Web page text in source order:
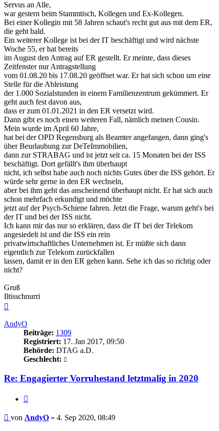
Servus an Alle,
war gestern beim Stammtisch, Kollegen und Ex-Kollegen.
Bei einer Kollegin mit 58 Jahren schaut's recht gut aus mit dem ER,
die geht bald.
Ein weiterer Kollege ist bei der IT beschäftigt und wird nächste
Woche 55, er hat bereits
im August den Antrag auf ER gestellt. Er meinte, dass dieses
Zeitfenster nur Antragstellung
vom 01.08.20 bis 17.08.20 geöffnet war. Er hat sich schon um eine
Stelle für die Ableistung
der 1.000 Sozialstunden in einem Familienzentrum gekümmert. Er
geht auch fest davon aus,
dass er zum 01.01.2021 in den ER versetzt wird.
Dann gibt es noch einen weiteren Fall, nämlich meinen Cousin.
Mein wurde im April 60 Jahre,
hat bei der OPD Regensburg als Beamter angefangen, dann ging's
über Beurlaubung zur DeTeImmobilien,
dann zur STRABAG und ist jetzt seit ca. 15 Monaten bei der ISS
beschäftigt. Dort gefällt's ihm überhaupt
nicht, ich selbst habe auch noch nichts Gutes über die ISS gehört. Er
würde sehr gerne in den ER wechseln,
aber bei ihm geht das anscheinend überhaupt nicht. Er hat sich auch
schon mehrfach erkundigt und möchte
jetzt auf der Psych-Schiene fahren. Jetzt die Frage, warum geht's bei
der IT und bei der ISS nicht.
Ich kann mir das nur so erklären, dass die IT bei der Telekom
angesiedelt ist und die ISS ein rein
privatwirtschaftliches Unternehmen ist. Er müßte sich dann
eigentlich zur Telekom zurückfallen
lassen, damit er in den ER gehen kann. Sehe ich das so richtig oder
nicht?
Gruß
Iltisschnurri
AndyO
Beiträge: 1309
Registriert: 17. Jan 2017, 09:50
Behörde: DTAG a.D.
Geschlecht:
Re: Engagierter Vorruhestand letztmalig in 2020
Beitrag
von AndyO » 4. Sep 2020, 08:49